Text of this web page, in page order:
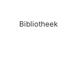
Bibliotheek